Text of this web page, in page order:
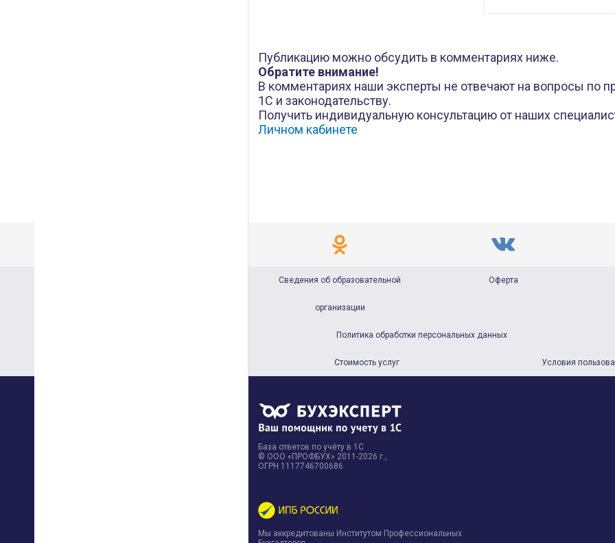
Публикацию можно обсудить в комментариях ниже.
Обратите внимание!
В комментариях наши эксперты не отвечают на вопросы по
1С и законодательству.
Получить индивидуальную консультацию от наших
Личном кабинете
Сведения об образовательной
организации
Оферта
Политика обработки персональных данных
Стоимость услуг Условия
База ответов по учёту в 1С
© ООО «ПРОФБУХ» 2011-2026 г.,
ОГРН 1117746700686
Мы аккредитованы Институтом Профессиональных